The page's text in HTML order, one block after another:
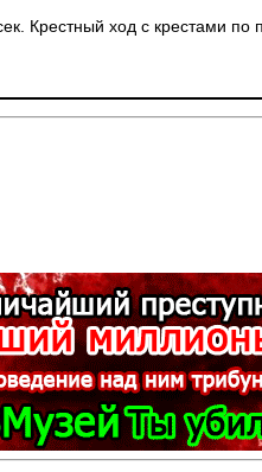
Крестный ход с крестами по